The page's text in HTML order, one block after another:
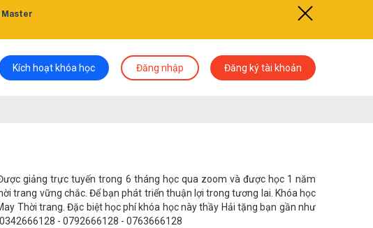
Master
Kích hoạt khóa học Đăng nhập Đăng ký tài khoản
giảng trực tuyến trong 6 tháng học qua zoom và được học 1 năm
trang vững chắc. Để bạn phát triển thuận lợi trong tương lai. Khóa học
Thời trang. Đặc biệt học phí khóa học này thầy Hải tặng bạn gần như
- 0792666128 - 0763666128